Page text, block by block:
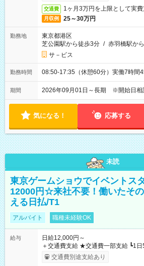
交通費 1ヶ月3万円を上限として実
月収例 25～30万円
勤務地
東京都港区
芝公園駅から徒歩3分 / 赤羽橋駅か
サ－ビス
勤務時間 08:50-17:35（休憩60分）実働7時間
期間 2026年09月01日～長期 ※開始日
気になる！ 応募する
未読
東京ゲームショウでイベントス
12000円☆来社不要！働いたそ
える日払/T1
アルバイト 職種未経験OK
給与
日給12,000円～
＋交通費支給 ★交通費一部支給 ┗1日500円を超えた分は全額支
給！ ※往復500円以内の方は自己負担となりま
（規定あり） ┗働いたその日に現金
交通費別途支給あり